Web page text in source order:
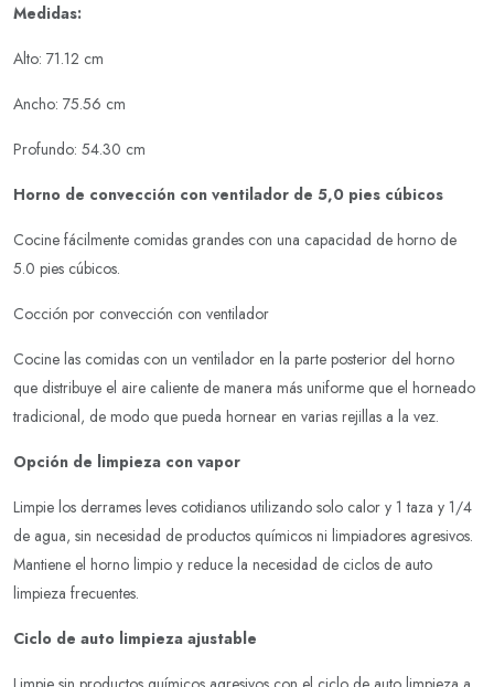
Medidas:
Alto: 71.12 cm
Ancho: 75.56 cm
Profundo: 54.30 cm
Horno de convección con ventilador de 5,0 pies cúbicos
Cocine fácilmente comidas grandes con una capacidad de horno de
5.0 pies cúbicos.
Cocción por convección con ventilador
Cocine las comidas con un ventilador en la parte posterior del horno
que distribuye el aire caliente de manera más uniforme que el horneado
tradicional, de modo que pueda hornear en varias rejillas a la vez.
Opción de limpieza con vapor
Limpie los derrames leves cotidianos utilizando solo calor y 1 taza y 1/4
de agua, sin necesidad de productos químicos ni limpiadores agresivos.
Mantiene el horno limpio y reduce la necesidad de ciclos de auto
limpieza frecuentes.
Ciclo de auto limpieza ajustable